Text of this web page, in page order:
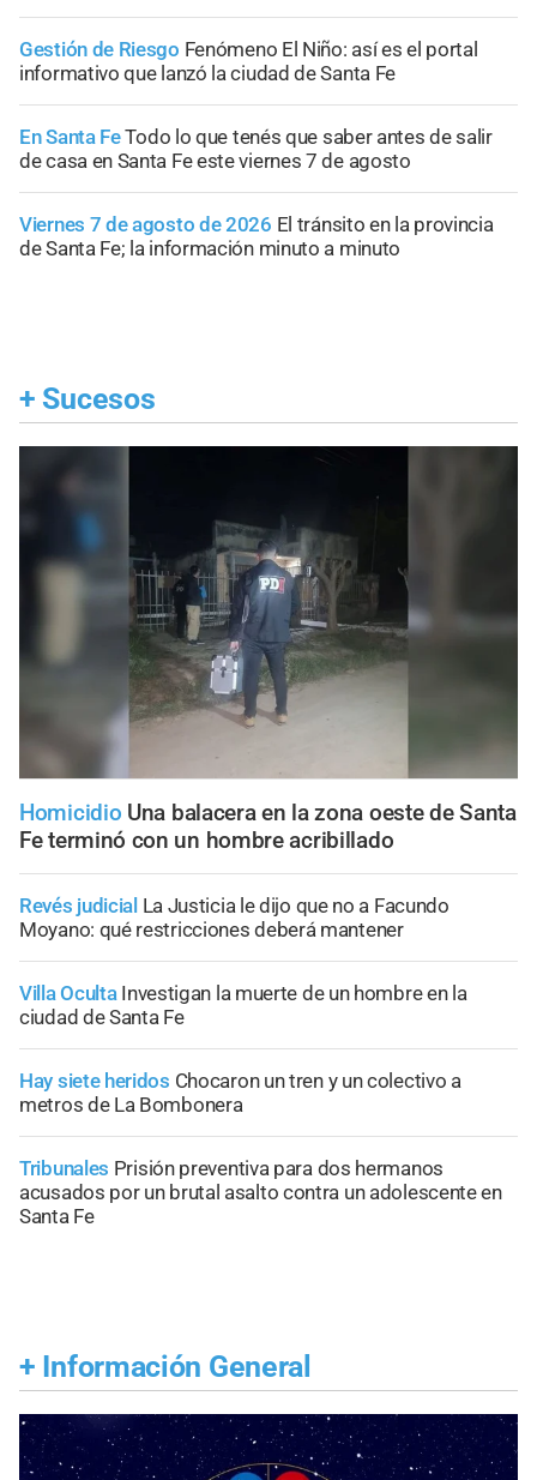
Gestión de Riesgo Fenómeno El Niño: así es el portal
informativo que lanzó la ciudad de Santa Fe
En Santa FeTodo lo que tenés que saber antes de salir
de casa en Santa Fe este viernes 7 de agosto
Viernes 7 de agosto de 2026 El tránsito en la provincia
de Santa Fe; la información minuto a minuto
+ Sucesos
Homicidio Una balacera en la zona oeste de Santa
Fe terminó con un hombre acribillado
Revés judicial La Justicia le dijo que no a Facundo
Moyano: qué restricciones deberá mantener
Villa Oculta Investigan la muerte de un hombre en la
ciudad de Santa Fe
Hay siete heridos Chocaron un tren y un colectivo a
metros de La Bombonera
Tribunales Prisión preventiva para dos hermanos
acusados por un brutal asalto contra un adolescente en
Santa Fe
+ Información General